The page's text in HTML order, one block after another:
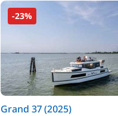
-23%
Grand 37 (2025)